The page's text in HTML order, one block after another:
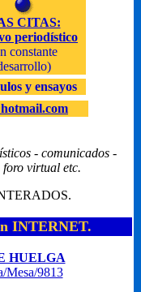
CITAS:
periodístico
constante
y ensayos
- comunicados -
foro virtual etc.
INTERNET.
HUELGA
Mesa/9813